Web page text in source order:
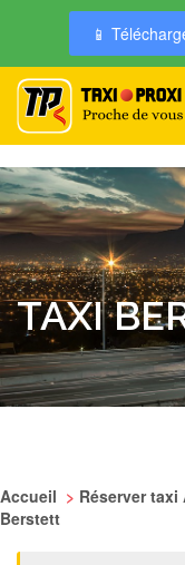
📱
TAXI
Accueil > Réserver taxi
Berstett